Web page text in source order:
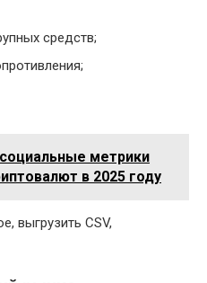
средств;
метрики
в 2025 году
выгрузить CSV,